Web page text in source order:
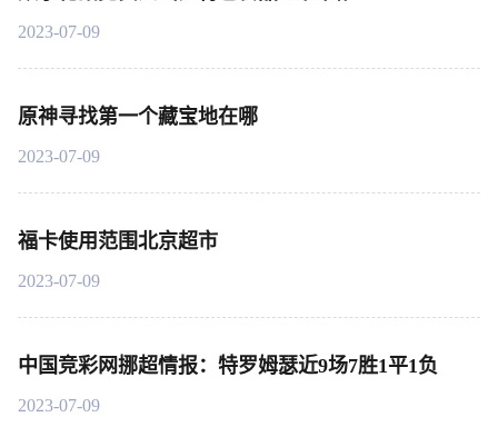
2023-07-09
原神寻找第一个藏宝地在哪
2023-07-09
福卡使用范围北京超市
2023-07-09
中国竞彩网挪超情报：特罗姆瑟近9场7胜1平1负
2023-07-09